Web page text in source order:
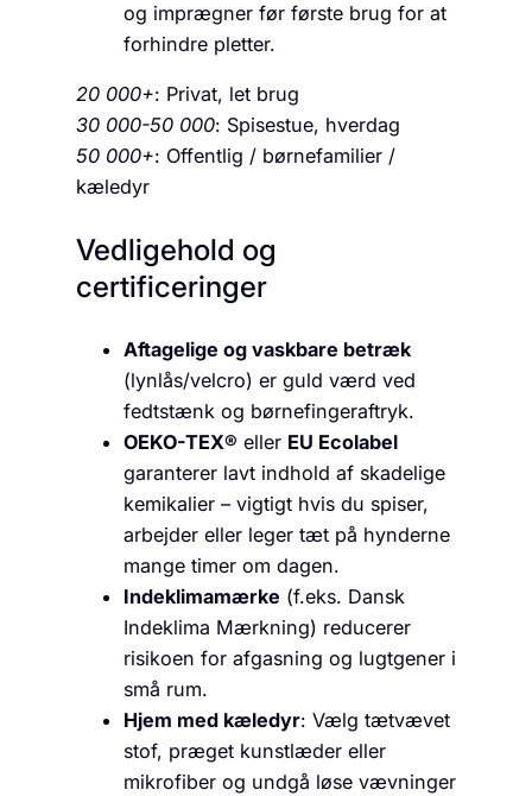
og imprægner før første brug for at
forhindre pletter.
20 000+: Privat, let brug
30 000-50 000: Spisestue, hverdag
50 000+: Offentlig / børnefamilier /
kæledyr
Vedligehold og
certificeringer
Aftagelige og vaskbare betræk
(lynlås/velcro) er guld værd ved
fedtstænk og børnefingeraftryk.
OEKO-TEX® eller EU Ecolabel
garanterer lavt indhold af skadelige
kemikalier – vigtigt hvis du spiser,
arbejder eller leger tæt på hynderne
mange timer om dagen.
Indeklimamærke (f.eks. Dansk
Indeklima Mærkning) reducerer
risikoen for afgasning og lugtgener i
små rum.
Hjem med kæledyr: Vælg tætvævet
stof, præget kunstlæder eller
mikrofiber og undgå løse vævninger